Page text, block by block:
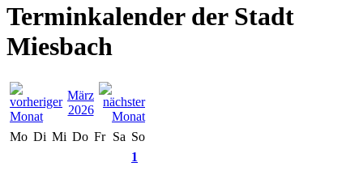
Terminkalender der Stadt
Miesbach
März
2026
Mo Di Mi Do Fr Sa So
1